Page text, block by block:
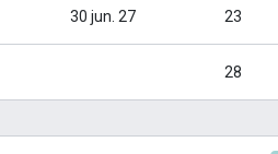
30 jun. 27 23
28